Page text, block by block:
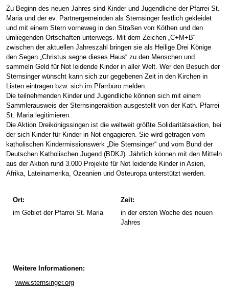
Zu Beginn des neuen Jahres sind Kinder und Jugendliche der Pfarrei St.
Maria und der ev. Partnergemeinden als Sternsinger festlich gekleidet
und mit einem Stern vorneweg in den Straßen von Köthen und den
umliegenden Ortschaften unterwegs. Mit dem Zeichen „C+M+B“
zwischen der aktuellen Jahreszahl bringen sie als Heilige Drei Könige
den Segen „Christus segne dieses Haus“ zu den Menschen und
sammeln Geld für Not leidende Kinder in aller Welt. Wer den Besuch der
Sternsinger wünscht kann sich zur gegebenen Zeit in den Kirchen in
Listen eintragen bzw. sich im Pfarrbüro melden.
Die teilnehmenden Kinder und Jugendliche können sich mit einem
Sammlerausweis der Sternsingeraktion ausgestellt von der Kath. Pfarrei
St. Maria legitimieren.
Die Aktion Dreikönigssingen ist die weltweit größte Solidaritätsaktion, bei
der sich Kinder für Kinder in Not engagieren. Sie wird getragen vom
katholischen Kindermissionswerk „Die Sternsinger“ und vom Bund der
Deutschen Katholischen Jugend (BDKJ). Jährlich können mit den Mitteln
aus der Aktion rund 3.000 Projekte für Not leidende Kinder in Asien,
Afrika, Lateinamerika, Ozeanien und Osteuropa unterstützt werden.
Ort:
im Gebiet der Pfarrei St. Maria
Zeit:
in der ersten Woche des neuen
Jahres
Weitere Informationen:
www.sternsinger.org